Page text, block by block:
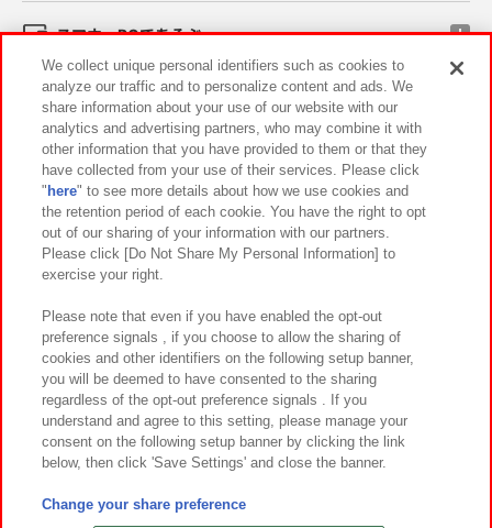
スマホ・PCであそぶ
イベント・キャンペーン
関連会社 サステナビリティ サイトポリシー
プライバシーポリシー ウェブアクセシビリティ方針と検証結果
お取引先さまとともに
カスタマーハラスメント対応方針 よくあるご質問・お問い合わせ
©Bandai Namco Amusement Inc.
©Bandai Namco Amusement Lab Inc.
We collect unique personal identifiers such as cookies to
analyze our traffic and to personalize content and ads. We
share information about your use of our website with our
analytics and advertising partners, who may combine it with
other information that you have provided to them or that they
have collected from your use of their services. Please click
" here" to see more details about how we use cookies and
the retention period of each cookie. You have the right to opt
out of our sharing of your information with our partners.
Please click [Do Not Share My Personal Information] to
exercise your right.
Please note that even if you have enabled the opt-out
preference signals , if you choose to allow the sharing of
cookies and other identifiers on the following setup banner,
you will be deemed to have consented to the sharing
regardless of the opt-out preference signals . If you
understand and agree to this setting, please manage your
consent on the following setup banner by clicking the link
below, then click 'Save Settings' and close the banner.
Change your share preference